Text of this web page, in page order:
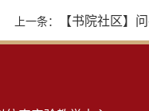
上一条： 【书院社区】